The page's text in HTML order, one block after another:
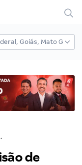
01 de fevereiro
de